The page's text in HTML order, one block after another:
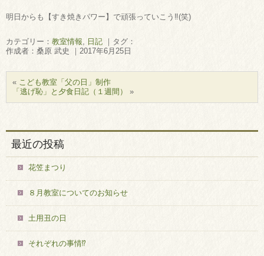
明日からも【すき焼きパワー】で頑張っていこう‼(笑)
カテゴリー： 教室情報, 日記 ｜タグ：
作成者：桑原 武史 ｜2017年6月25日
« こども教室「父の日」制作
「逃げ恥」と夕食日記（１週間）
»
最近の投稿
花笠まつり
８月教室についてのお知らせ
土用丑の日
それぞれの事情⁉